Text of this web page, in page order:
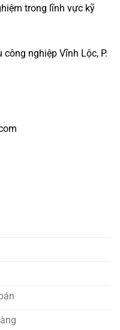
trong lĩnh vực kỹ
nghiệp Vĩnh Lộc, P.